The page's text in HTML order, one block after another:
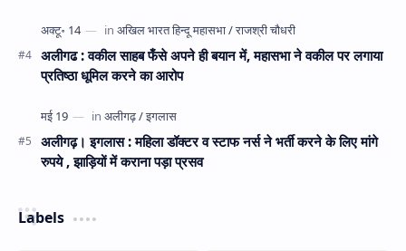
अलीगढ : वकील साहब फँसे अपने ही बयान में, महासभा ने वकील पर लगाया
प्रतिष्ठा धूमिल करने का आरोप
अलीगढ़। इगलास : महिला डॉक्टर व स्टाफ नर्स ने भर्ती करने के लिए मांगे
रुपये , झाड़ियों में कराना पड़ा प्रसव
Labels